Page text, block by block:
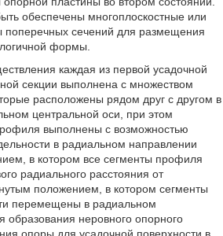
обеспечены многоплоскостные или
сечений для размещения
формы.
каждая из первой усадочной
секции выполнена с множеством
расположены рядом друг с другом в
центральной оси, при этом
выполнены с возможностью
в радиальном направлении
в котором все сегменты профиля
радиального расстояния от
положением, в котором сегменты
перемещены в радиальном
образования неровного опорного